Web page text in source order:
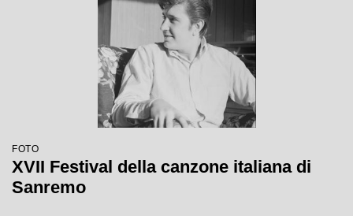
FOTO
XVII Festival della canzone italiana di
Sanremo